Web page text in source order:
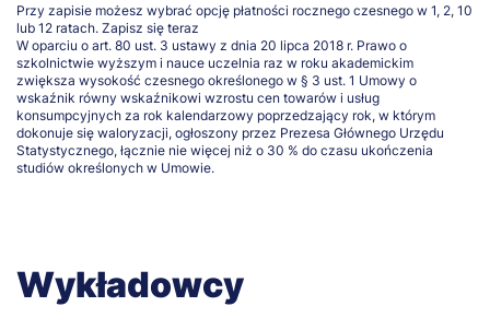
Przy zapisie możesz wybrać opcję płatności rocznego czesnego w 1, 2, 10
lub 12 ratach. Zapisz się teraz
W oparciu o art. 80 ust. 3 ustawy z dnia 20 lipca 2018 r. Prawo o
szkolnictwie wyższym i nauce uczelnia raz w roku akademickim
zwiększa wysokość czesnego określonego w § 3 ust. 1 Umowy o
wskaźnik równy wskaźnikowi wzrostu cen towarów i usług
konsumpcyjnych za rok kalendarzowy poprzedzający rok, w którym
dokonuje się waloryzacji, ogłoszony przez Prezesa Głównego Urzędu
Statystycznego, łącznie nie więcej niż o 30 % do czasu ukończenia
studiów określonych w Umowie.
Wykładowcy